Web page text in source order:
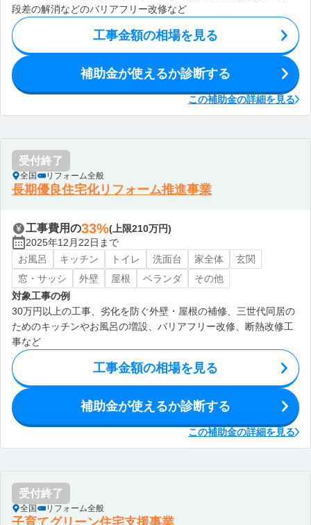
段差の解消などのバリアフリー改修など
工事金額の相場を見る
補助金が使えるか診断する
この補助金の詳細を見る
受付終了
全国 リフォーム全般
長期優良住宅化リフォーム推進事業
工事費用の33%(上限210万円)
2025年12月22日まで
お風呂
キッチン トイレ 洗面台 家全体
玄関
窓・サッシ
外壁 屋根 ベランダ
その他
対象工事の例
30万円以上の工事、劣化を防ぐ外壁・屋根の補修、三世代同居の
ためのキッチンやお風呂の増設、バリアフリー改修、断熱改修工
事など
工事金額の相場を見る
補助金が使えるか診断する
この補助金の詳細を見る
受付終了
全国 リフォーム全般
子育てグリーン住宅支援事業